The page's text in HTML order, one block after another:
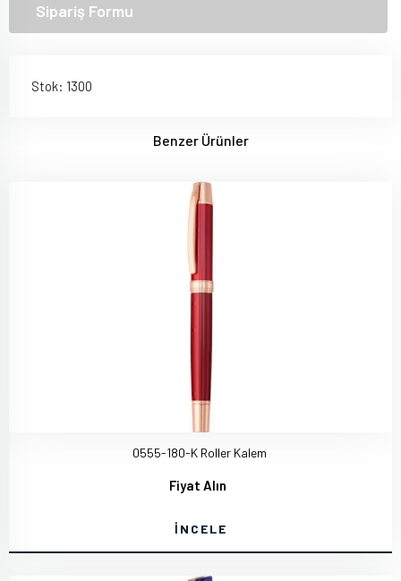
Sipariş Formu
Stok: 1300
Benzer Ürünler
0555-180-K Roller Kalem
Fiyat Alın
İNCELE